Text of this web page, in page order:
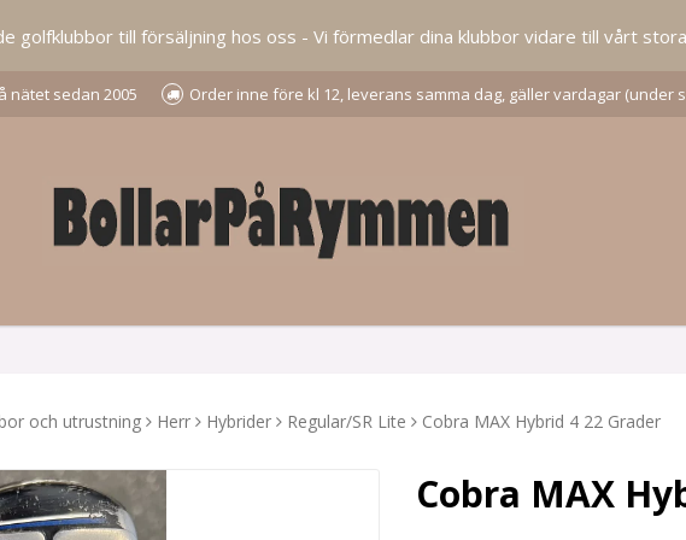
golfklubbor till försäljning hos oss - Vi förmedlar dina klubbor vidare till vårt
nätet sedan 2005 Order inne före kl 12, leverans samma dag, gäller vardagar (under
och utrustning Herr Hybrider Regular/SR Lite Cobra MAX Hybrid 4 22 Grader
Cobra MAX